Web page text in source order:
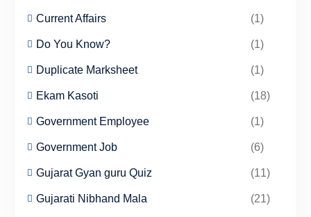
Current Affairs (1)
Do You Know? (1)
Duplicate Marksheet (1)
Ekam Kasoti (18)
Government Employee (1)
Government Job (6)
Gujarat Gyan guru Quiz (11)
Gujarati Nibhand Mala (21)